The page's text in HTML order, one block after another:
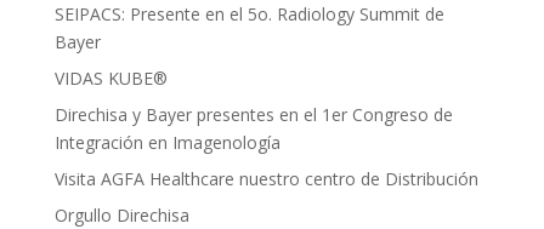
SEIPACS: Presente en el 5o. Radiology Summit de
Bayer
VIDAS KUBE®
Direchisa y Bayer presentes en el 1er Congreso de
Integración en Imagenología
Visita AGFA Healthcare nuestro centro de Distribución
Orgullo Direchisa